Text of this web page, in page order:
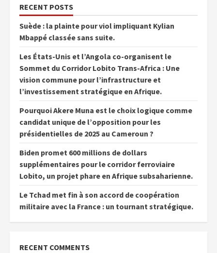
RECENT POSTS
Suède : la plainte pour viol impliquant Kylian
Mbappé classée sans suite.
Les États-Unis et l’Angola co-organisent le
Sommet du Corridor Lobito Trans-Africa : Une
vision commune pour l’infrastructure et
l’investissement stratégique en Afrique.
Pourquoi Akere Muna est le choix logique comme
candidat unique de l’opposition pour les
présidentielles de 2025 au Cameroun ?
Biden promet 600 millions de dollars
supplémentaires pour le corridor ferroviaire
Lobito, un projet phare en Afrique subsaharienne.
Le Tchad met fin à son accord de coopération
militaire avec la France : un tournant stratégique.
RECENT COMMENTS